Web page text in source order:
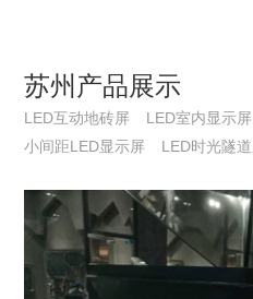
苏州产品展示
LED互动地砖屏 LED室内显示屏
小间距LED显示屏
LED时光隧